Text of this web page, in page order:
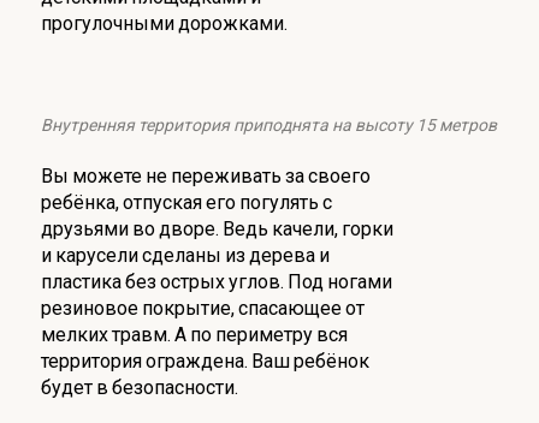
прогулочными дорожками.
Внутренняя территория приподнята на высоту 15 метров
Вы можете не переживать за своего
ребёнка, отпуская его погулять с
друзьями во дворе. Ведь качели, горки
и карусели сделаны из дерева и
пластика без острых углов. Под ногами
резиновое покрытие, спасающее от
мелких травм. А по периметру вся
территория ограждена. Ваш ребёнок
будет в безопасности.